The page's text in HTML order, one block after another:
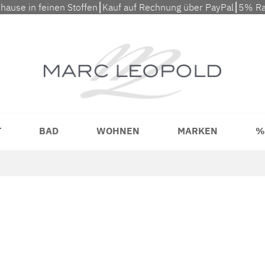
in feinen Stoffen⎮Kauf auf Rechnung über PayPal⎮5%
BAD WOHNEN MARKEN